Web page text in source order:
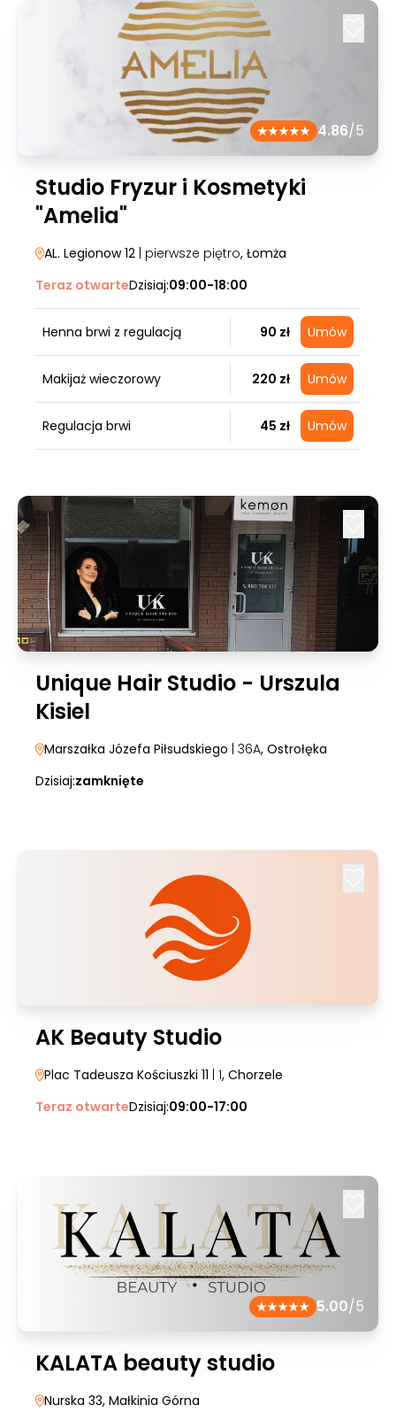
4.86/5
Studio Fryzur i Kosmetyki
"Amelia"
AL. Legionow 12 | pierwsze piętro, Łomża
Teraz otwarteDzisiaj:09:00-18:00
Henna brwi z regulacją 90 zł Umów
Makijaż wieczorowy 220 zł Umów
Regulacja brwi 45 zł Umów
Unique Hair Studio - Urszula
Kisiel
Marszałka Józefa Piłsudskiego | 36A, Ostrołęka
Dzisiaj:zamknięte
AK Beauty Studio
Plac Tadeusza Kościuszki 11 | 1, Chorzele
Teraz otwarteDzisiaj:09:00-17:00
5.00/5
KALATA beauty studio
Nurska 33, Małkinia Górna